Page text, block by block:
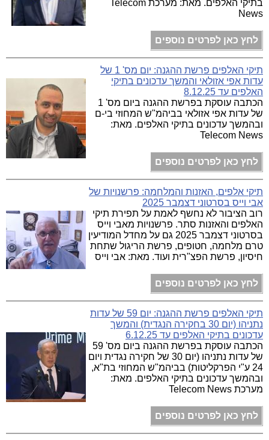
בתיקי האלפים. מאת: מערכת Telecom
News
לחץ כאן לפרטים נוספים
תיקי האלפים פרשת ההגנה: יום מס' 1 של
עדות אפי אזולאי והמשך עדכונים בתיקי
האלפים עד 8.12.25
הכתבה עוסקת בפרשת ההגנה ביום מס' 1
של עדות אפי אזולאי בביהמ"ש המחוזי בי-ם
ובהמשך עדכונים בתיקי האלפים. מאת:
Telecom News
לחץ כאן לפרטים נוספים
תיקי אלפים, האזנות והמלחמה: פרשנויות של
אבי וייס בסרטוני דצמבר 2025
רוב הציבור לא נחשף לאמת על תפירת תיקי
האלפים והאזנות סתר. פרשנויות מאבי וייס
בסרטוני דצמבר 2025 גם על מחדל המודיעין
טרם מלחמה, חטופים, פרשת הריגול שתחת
חיסיון, פרשת הפצ"רית ועוד. מאת: אבי וייס
לחץ כאן לפרטים נוספים
תיקי האלפים פרשת ההגנה: יום 59 של עדות
נתניהו (יום 30 בחקירה הנגדית) והמשך
עדכונים בתיקי האלפים עד 6.12.25
הכתבה עוסקת בפרשת ההגנה ביום מס' 59
של עדות נתניהו (יום 30 של חקירה נגדית ויום
24 ע"י הפרקליטות) בביהמ"ש המחוזי בת"א,
ובהמשך עדכונים בתיקי האלפים. מאת:
מערכת Telecom News
לחץ כאן לפרטים נוספים